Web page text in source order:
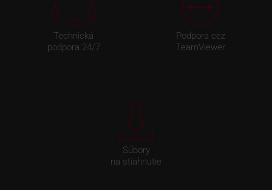
Technická
podpora 24/7
Podpora cez
TeamViewer
Súbory
na stiahnutie